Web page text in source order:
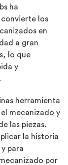
ha
los
en
a gran
lo que
y
herramienta
mecanizado y
las piezas.
la historia
para
por